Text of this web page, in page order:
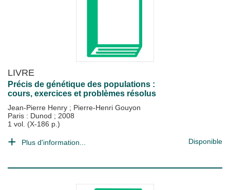
LIVRE
Précis de génétique des populations :
cours, exercices et problèmes résolus
Jean-Pierre Henry ; Pierre-Henri Gouyon
Paris : Dunod ; 2008
1 vol. (X-186 p.)
Plus d'information... Disponible